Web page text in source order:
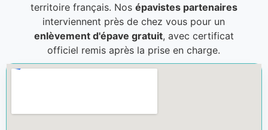
territoire français. Nos épavistes partenaires
interviennent près de chez vous pour un
enlèvement d'épave gratuit, avec certificat
officiel remis après la prise en charge.